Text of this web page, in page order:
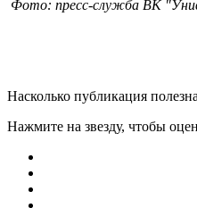
Фото: пресс-служба ВК
Насколько публикация
Нажмите на звезду, чтобы